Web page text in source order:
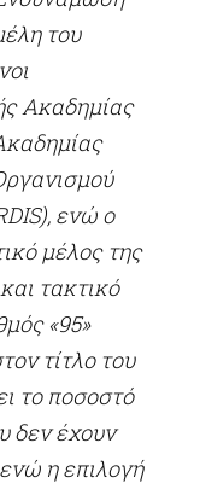
του
Ακαδημίας
ενώ ο
μέλος της
τακτικό
«95»
τίτλο του
το ποσοστό
δεν έχουν
η επιλογή